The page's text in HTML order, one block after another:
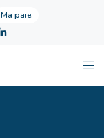
Ma paie